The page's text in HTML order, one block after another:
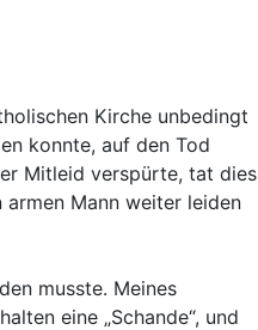
Kirche unbedingt
konnte, auf den Tod
Mitleid verspürte, tat dies
Mann weiter leiden
musste. Meines
eine „Schande“, und